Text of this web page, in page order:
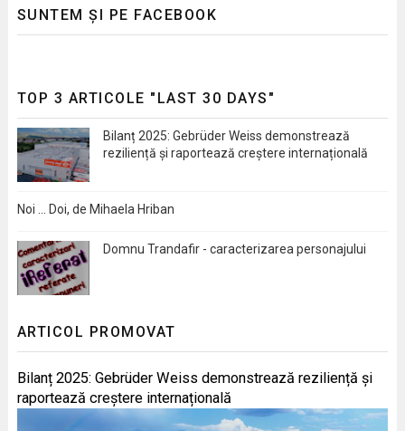
SUNTEM ȘI PE FACEBOOK
TOP 3 ARTICOLE "LAST 30 DAYS"
Bilanț 2025: Gebrüder Weiss demonstrează
reziliență și raportează creștere internațională
Noi … Doi, de Mihaela Hriban
Domnu Trandafir - caracterizarea personajului
ARTICOL PROMOVAT
Bilanț 2025: Gebrüder Weiss demonstrează reziliență și
raportează creștere internațională